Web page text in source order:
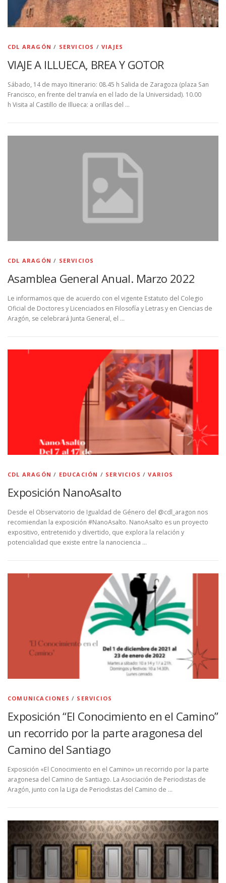
CDL ARAGÓN / SERVICIOS /VIAJES
VIAJE A ILLUECA, BREA Y GOTOR
Sábado, 14 de mayo Itinerario: 08.45 h Salida de Zaragoza (plaza San
Francisco, en frente del tranvía en el lado de la Universidad). 10.00
h Visita al Castillo de Illueca: a orillas del …
CDL ARAGÓN / SERVICIOS
Asamblea General Anual. Marzo 2022
Le informamos que de acuerdo con el vigente Estatuto del Colegio
Oficial de Doctores y Licenciados en Filosofía y Letras y en Ciencias de
Aragón, se celebrará Junta General, el …
CDL ARAGÓN / EDUCACIÓN / SERVICIOS /VARIOS
Exposición NanoAsalto
Desde el Observatorio de Igualdad de Género del @cdl_aragon nos
recomiendan la exposición #NanoAsalto. NanoAsalto es un proyecto
expositivo, entretenido y divertido, que explora la relación y
potencialidad que existe entre la nanociencia …
COMUNICACIONES / SERVICIOS
Exposición “El Conocimiento en el Camino”
un recorrido por la parte aragonesa del
Camino del Santiago
Exposición «El Conocimiento en el Camino» un recorrido por la parte
aragonesa del Camino de Santiago. La Asociación de Periodistas de
Aragón, junto con la Liga de Periodistas del Camino de …